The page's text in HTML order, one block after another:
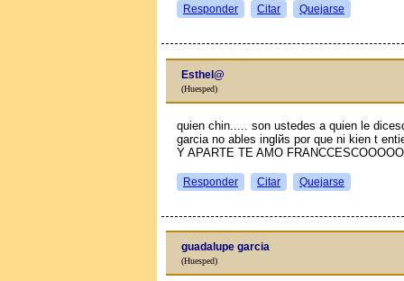
Responder Citar Quejarse
Esthel@
(Huesped)
quien chin..... son ustedes a quien le
garcia no ables inglйs por que ni kien t
Y APARTE TE AMO
Responder Citar Quejarse
guadalupe garcia
(Huesped)